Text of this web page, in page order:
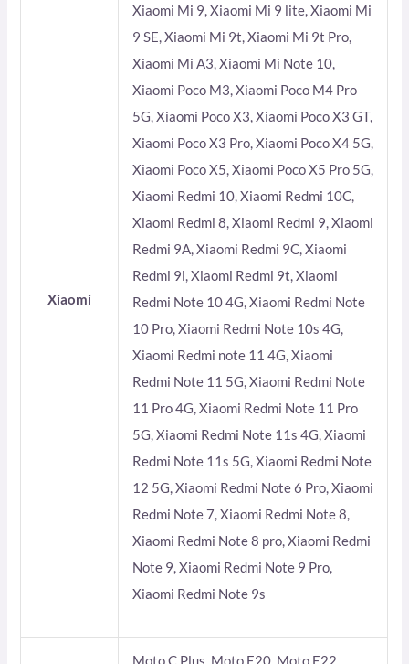
Xiaomi
Xiaomi Mi 9, Xiaomi Mi 9 lite, Xiaomi Mi
9 SE, Xiaomi Mi 9t, Xiaomi Mi 9t Pro,
Xiaomi Mi A3, Xiaomi Mi Note 10,
Xiaomi Poco M3, Xiaomi Poco M4 Pro
5G, Xiaomi Poco X3, Xiaomi Poco X3 GT,
Xiaomi Poco X3 Pro, Xiaomi Poco X4 5G,
Xiaomi Poco X5, Xiaomi Poco X5 Pro 5G,
Xiaomi Redmi 10, Xiaomi Redmi 10C,
Xiaomi Redmi 8, Xiaomi Redmi 9, Xiaomi
Redmi 9A, Xiaomi Redmi 9C, Xiaomi
Redmi 9i, Xiaomi Redmi 9t, Xiaomi
Redmi Note 10 4G, Xiaomi Redmi Note
10 Pro, Xiaomi Redmi Note 10s 4G,
Xiaomi Redmi note 11 4G, Xiaomi
Redmi Note 11 5G, Xiaomi Redmi Note
11 Pro 4G, Xiaomi Redmi Note 11 Pro
5G, Xiaomi Redmi Note 11s 4G, Xiaomi
Redmi Note 11s 5G, Xiaomi Redmi Note
12 5G, Xiaomi Redmi Note 6 Pro, Xiaomi
Redmi Note 7, Xiaomi Redmi Note 8,
Xiaomi Redmi Note 8 pro, Xiaomi Redmi
Note 9, Xiaomi Redmi Note 9 Pro,
Xiaomi Redmi Note 9s
Moto C Plus, Moto E20, Moto E22,